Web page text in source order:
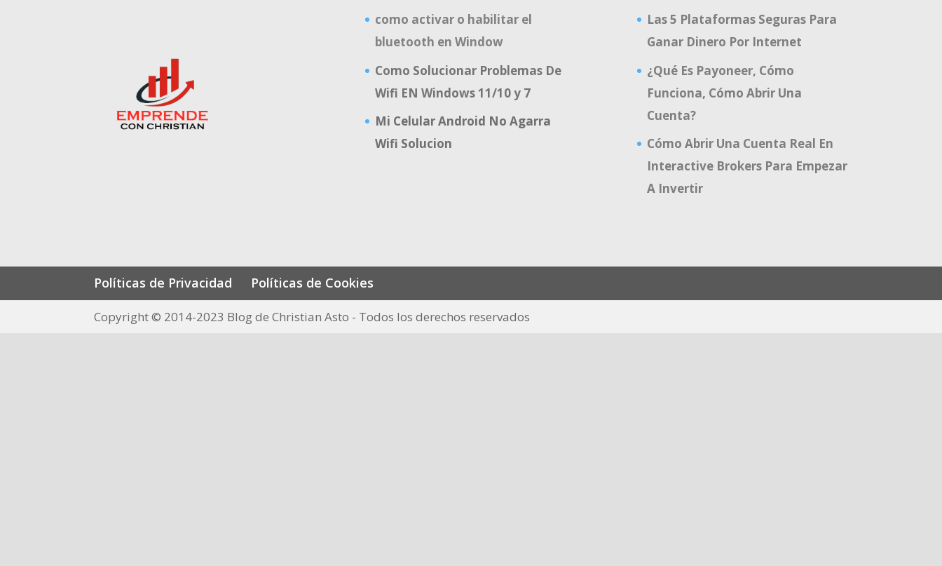
como activar o habilitar el
bluetooth en Window
Como Solucionar Problemas De
Wifi EN Windows 11/10 y 7
Mi Celular Android No Agarra
Wifi Solucion
Las 5 Plataformas Seguras Para
Ganar Dinero Por Internet
¿Qué Es Payoneer, Cómo
Funciona, Cómo Abrir Una
Cuenta?
Cómo Abrir Una Cuenta Real En
Interactive Brokers Para Empezar
A Invertir
Políticas de Privacidad Políticas de Cookies
Copyright © 2014-2023 Blog de Christian Asto - Todos los derechos reservados